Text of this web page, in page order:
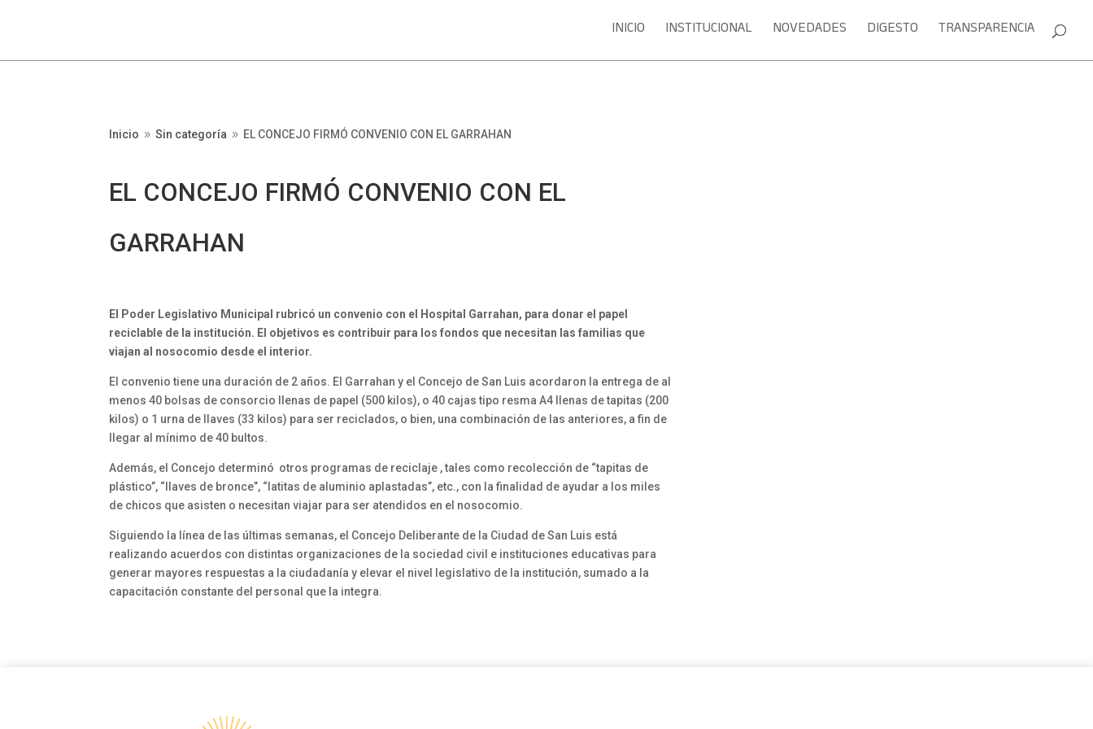
INICIO INSTITUCIONAL NOVEDADES DIGESTO TRANSPARENCIA
Inicio 9 Sin categoría 9 EL CONCEJO FIRMÓ CONVENIO CON EL GARRAHAN
EL CONCEJO FIRMÓ CONVENIO CON EL
GARRAHAN
El Poder Legislativo Municipal rubricó un convenio con el Hospital Garrahan, para donar el papel
reciclable de la institución. El objetivos es contribuir para los fondos que necesitan las familias que
viajan al nosocomio desde el interior.
El convenio tiene una duración de 2 años. El Garrahan y el Concejo de San Luis acordaron la entrega de al
menos 40 bolsas de consorcio llenas de papel (500 kilos), o 40 cajas tipo resma A4 llenas de tapitas (200
kilos) o 1 urna de llaves (33 kilos) para ser reciclados, o bien, una combinación de las anteriores, a fin de
llegar al mínimo de 40 bultos.
Además, el Concejo determinó otros programas de reciclaje , tales como recolección de “tapitas de
plástico”, “llaves de bronce”, “latitas de aluminio aplastadas”, etc., con la finalidad de ayudar a los miles
de chicos que asisten o necesitan viajar para ser atendidos en el nosocomio.
Siguiendo la línea de las últimas semanas, el Concejo Deliberante de la Ciudad de San Luis está
realizando acuerdos con distintas organizaciones de la sociedad civil e instituciones educativas para
generar mayores respuestas a la ciudadanía y elevar el nivel legislativo de la institución, sumado a la
capacitación constante del personal que la integra.